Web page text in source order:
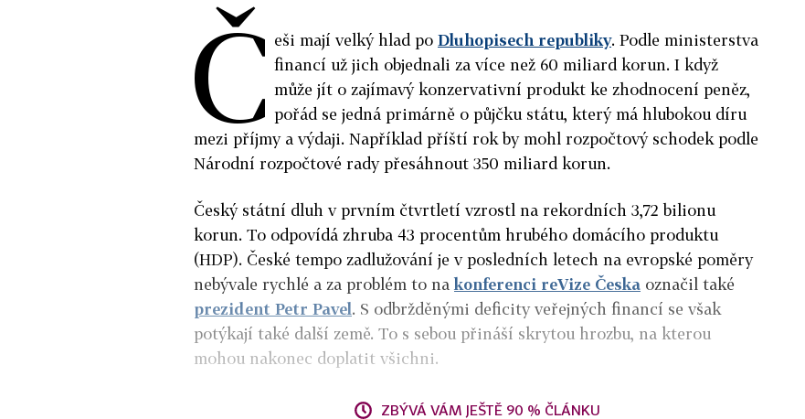
Č eši mají velký hlad po Dluhopisech republiky. Podle ministerstva
financí už jich objednali za více než 60 miliard korun. I když
může jít o zajímavý konzervativní produkt ke zhodnocení peněz,
pořád se jedná primárně o půjčku státu, který má hlubokou díru
mezi příjmy a výdaji. Například příští rok by mohl rozpočtový schodek podle
Národní rozpočtové rady přesáhnout 350 miliard korun.
Český státní dluh v prvním čtvrtletí vzrostl na rekordních 3,72 bilionu
korun. To odpovídá zhruba 43 procentům hrubého domácího produktu
(HDP). České tempo zadlužování je v posledních letech na evropské poměry
nebývale rychlé a za problém to nakonferenci reVize Česka označil také
prezident Petr Pavel. S odbržděnými deficity veřejných financí se však
potýkají také další země. To s sebou přináší skrytou hrozbu, na kterou
mohou nakonec doplatit všichni.
ZBÝVÁ VÁM JEŠTĚ 90 % ČLÁNKU